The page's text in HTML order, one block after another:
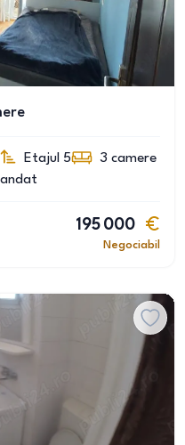
Etajul 5 3 camere
195 000
Negociabil